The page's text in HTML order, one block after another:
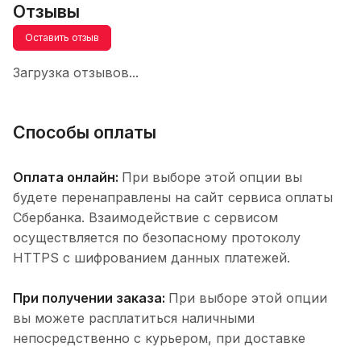
Отзывы
Оставить отзыв
Загрузка отзывов...
Способы оплаты
Оплата онлайн: При выборе этой опции вы
будете перенаправлены на сайт сервиса оплаты
Сбербанка. Взаимодействие с сервисом
осуществляется по безопасному протоколу
HTTPS с шифрованием данных платежей.
При получении заказа: При выборе этой опции
вы можете расплатиться наличными
непосредственно с курьером, при доставке